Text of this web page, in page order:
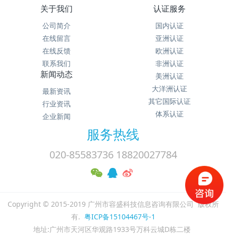
关于我们
公司简介
在线留言
在线反馈
联系我们
认证服务
国内认证
亚洲认证
欧洲认证
非洲认证
美洲认证
大洋洲认证
其它国际认证
体系认证
新闻动态
最新资讯
行业资讯
企业新闻
服务热线
020-85583736 18820027784
Copyright © 2015-2019 广州市容盛科技信息咨询有限公司 版权所
有. 粤ICP备15104467号-1
地址:广州市天河区华观路1933号万科云城D栋二楼